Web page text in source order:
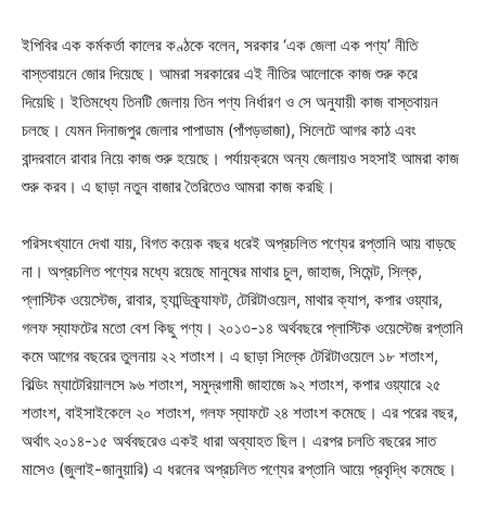
ইপিবির এক কর্মকর্তা কালের কণ্ঠকে বলেন, সরকার ‘এক জেলা এক পণ্য’ নীতি
বাস্তবায়নে জোর দিয়েছে। আমরা সরকারের এই নীতির আলোকে কাজ শুরু করে
দিয়েছি। ইতিমধ্যে তিনটি জেলায় তিন পণ্য নির্ধারণ ও সে অনুযায়ী কাজ বাস্তবায়ন
চলছে। যেমন দিনাজপুর জেলার পাপাডাম (পাঁপড়ভাজা), সিলেটে আগর কাঠ এবং
বান্দরবানে রাবার নিয়ে কাজ শুরু হয়েছে। পর্যায়ক্রমে অন্য জেলায়ও সহসাই আমরা কাজ
শুরু করব। এ ছাড়া নতুন বাজার তৈরিতেও আমরা কাজ করছি।
পরিসংখ্যানে দেখা যায়, বিগত কয়েক বছর ধরেই অপ্রচলিত পণ্যের রপ্তানি আয় বাড়ছে
না। অপ্রচলিত পণ্যের মধ্যে রয়েছে মানুষের মাথার চুল, জাহাজ, সিমেন্ট, সিল্ক,
প্লাস্টিক ওয়েস্টেজ, রাবার, হ্যান্ডিক্র্যাফট, টেরিটাওয়েল, মাথার ক্যাপ, কপার ওয়্যার,
গলফ স্যাফটের মতো বেশ কিছু পণ্য। ২০১৩-১৪ অর্থবছরে প্লাস্টিক ওয়েস্টেজ রপ্তানি
কমে আগের বছরের তুলনায় ২২ শতাংশ। এ ছাড়া সিল্কে টেরিটাওয়েলে ১৮ শতাংশ,
বিল্ডিং ম্যাটেরিয়ালসে ৯৬ শতাংশ, সমুদ্রগামী জাহাজে ৯২ শতাংশ, কপার ওয়্যারে ২৫
শতাংশ, বাইসাইকেলে ২০ শতাংশ, গলফ স্যাফটে ২৪ শতাংশ কমেছে। এর পরের বছর,
অর্থাৎ ২০১৪-১৫ অর্থবছরেও একই ধারা অব্যাহত ছিল। এরপর চলতি বছরের সাত
মাসেও (জুলাই-জানুয়ারি) এ ধরনের অপ্রচলিত পণ্যের রপ্তানি আয়ে প্রবৃদ্ধি কমেছে।